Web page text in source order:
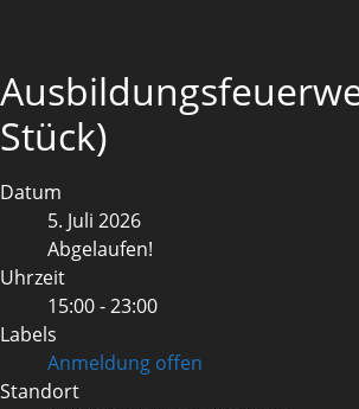
Stück)
Datum
5. Juli 2026
Abgelaufen!
Uhrzeit
15:00 - 23:00
Labels
Anmeldung offen
Standort